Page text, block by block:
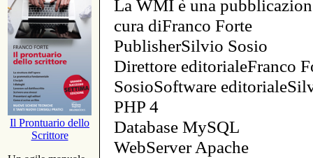
Il Prontuario dello
Scrittore
La WMI è una
cura diFranco Forte
PublisherSilvio Sosio
Direttore editorialeFranco
SosioSoftware
PHP 4
Database MySQL
WebServer Apache